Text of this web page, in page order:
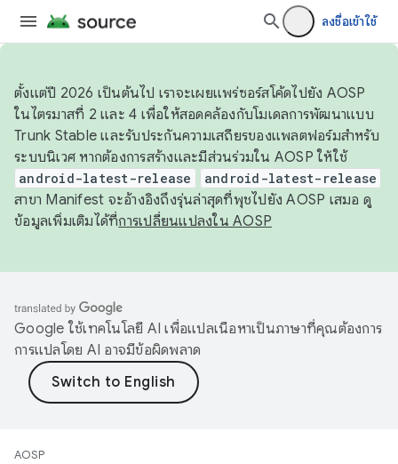
ลงชื่อเข้าใช้
ตั้งแต่ปี 2026 เป็นต้นไป เราจะเผยแพร่ซอร์สโค้ดไปยัง AOSP
ในไตรมาสที่ 2 และ 4 เพื่อให้สอดคล้องกับโมเดลการพัฒนาแบบ
Trunk Stable และรับประกันความเสถียรของแพลตฟอร์มสำหรับ
ระบบนิเวศ หากต้องการสร้างและมีส่วนร่วมใน AOSP ให้ใช้
android-latest-release android-latest-release
สาขา Manifest จะอ้างอิงถึงรุ่นล่าสุดที่พุชไปยัง AOSP เสมอ ดู
ข้อมูลเพิ่มเติมได้ที่การเปลี่ยนแปลงใน AOSP
Google ใช้เทคโนโลยี AI เพื่อแปลเนื้อหาเป็นภาษาที่คุณต้องการ
การแปลโดย AI อาจมีข้อผิดพลาด
AOSP